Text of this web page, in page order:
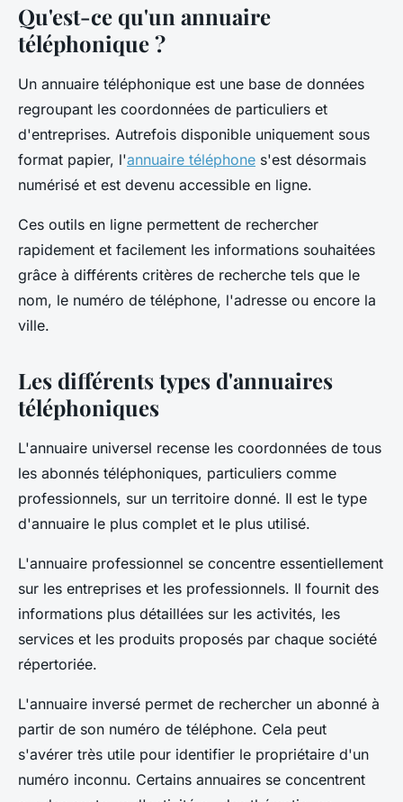
Qu'est-ce qu'un annuaire
téléphonique ?
Un annuaire téléphonique est une base de données
regroupant les coordonnées de particuliers et
d'entreprises. Autrefois disponible uniquement sous
format papier, l'annuaire téléphone s'est désormais
numérisé et est devenu accessible en ligne.
Ces outils en ligne permettent de rechercher
rapidement et facilement les informations souhaitées
grâce à différents critères de recherche tels que le
nom, le numéro de téléphone, l'adresse ou encore la
ville.
Les différents types d'annuaires
téléphoniques
L'annuaire universel recense les coordonnées de tous
les abonnés téléphoniques, particuliers comme
professionnels, sur un territoire donné. Il est le type
d'annuaire le plus complet et le plus utilisé.
L'annuaire professionnel se concentre essentiellement
sur les entreprises et les professionnels. Il fournit des
informations plus détaillées sur les activités, les
services et les produits proposés par chaque société
répertoriée.
L'annuaire inversé permet de rechercher un abonné à
partir de son numéro de téléphone. Cela peut
s'avérer très utile pour identifier le propriétaire d'un
numéro inconnu. Certains annuaires se concentrent